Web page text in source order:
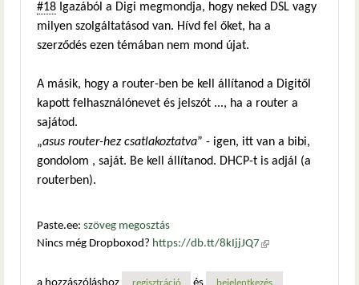
#18 Igazából a Digi megmondja, hogy neked DSL vagy
milyen szolgáltatásod van. Hívd fel őket, ha a
szerződés ezen témában nem mond újat.
A másik, hogy a router-ben be kell állítanod a Digitől
kapott felhasználónevet és jelszót ..., ha a router a
sajátod.
„asus router-hez csatlakoztatva” - igen, itt van a bibi,
gondolom , saját. Be kell állítanod. DHCP-t is adjál (a
routerben).
Paste.ee: szöveg megosztás
Nincs még Dropboxod? https://db.tt/8kIjjJQ7 (külső